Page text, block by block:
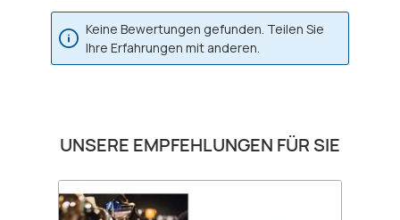
Keine Bewertungen gefunden. Teilen Sie
Ihre Erfahrungen mit anderen.
Produktgalerie überspringen
UNSERE EMPFEHLUNGEN FÜR SIE